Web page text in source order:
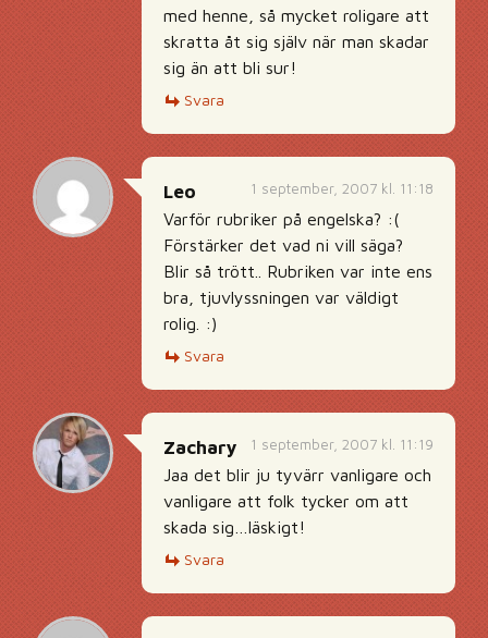
med henne, så mycket roligare att
skratta åt sig själv när man skadar
sig än att bli sur!
Svara
1 september, 2007 kl. 11:18
Leo
Varför rubriker på engelska? :(
Förstärker det vad ni vill säga?
Blir så trött.. Rubriken var inte ens
bra, tjuvlyssningen var väldigt
rolig. :)
Svara
1 september, 2007 kl. 11:19
Zachary
Jaa det blir ju tyvärr vanligare och
vanligare att folk tycker om att
skada sig…läskigt!
Svara